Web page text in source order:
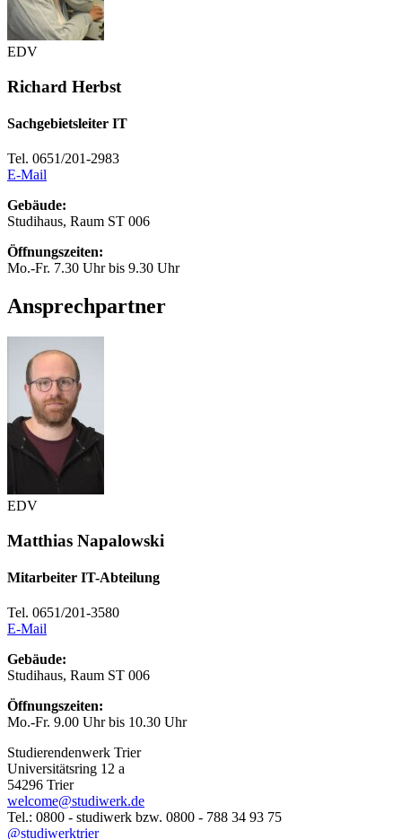
EDV
Richard Herbst
Sachgebietsleiter IT
Tel. 0651/201-2983
E-Mail
Gebäude:
Studihaus, Raum ST 006
Öffnungszeiten:
Mo.-Fr. 7.30 Uhr bis 9.30 Uhr
Ansprechpartner
EDV
Matthias Napalowski
Mitarbeiter IT-Abteilung
Tel. 0651/201-3580
E-Mail
Gebäude:
Studihaus, Raum ST 006
Öffnungszeiten:
Mo.-Fr. 9.00 Uhr bis 10.30 Uhr
Studierendenwerk Trier
Universitätsring 12 a
54296 Trier
welcome@studiwerk.de
Tel.: 0800 - studiwerk bzw. 0800 - 788 34 93 75
@studiwerktrier